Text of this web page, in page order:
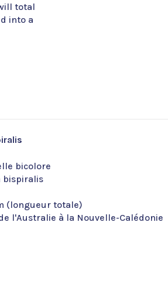
total
into a
bicolore
bispiralis
(longueur totale)
l'Australie à la Nouvelle-Calédonie